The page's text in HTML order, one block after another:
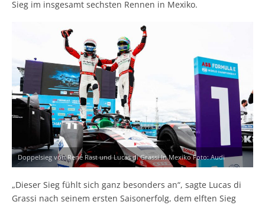
Sieg im insgesamt sechsten Rennen in Mexiko.
Doppelsieg von René Rast und Lucas di Grassi In Mexiko Foto: Audi
„Dieser Sieg fühlt sich ganz besonders an“, sagte Lucas di
Grassi nach seinem ersten Saisonerfolg, dem elften Sieg